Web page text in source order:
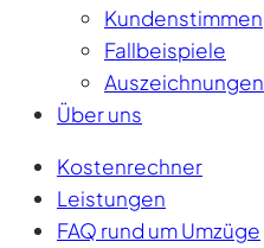
Kundenstimmen
Fallbeispiele
Auszeichnungen
Über uns
Kostenrechner
Leistungen
FAQ rund um Umzüge